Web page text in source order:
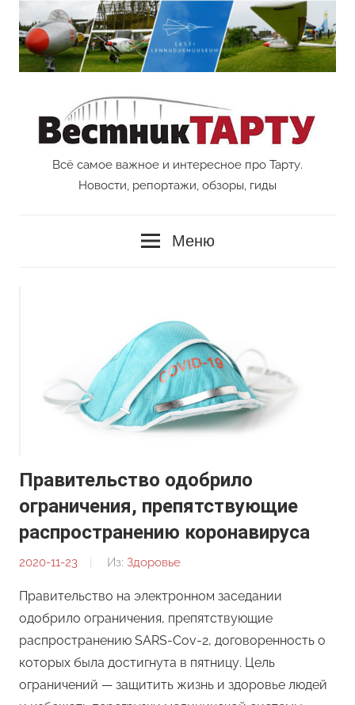
Перейти
содержимому
Vestnik
Всё самое важное и интересное про Тарту.
Новости, репортажи, обзоры, гиды
Меню
Правительство одобрило
ограничения, препятствующие
распространению коронавируса
2020-11-23
От:
Из: Здоровье
Правительство на электронном заседании
одобрило ограничения, препятствующие
распространению SARS-Cov-2, договоренность о
которых была достигнута в пятницу. Цель
ограничений — защитить жизнь и здоровье людей